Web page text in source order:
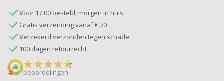
Voor 17.00 besteld, morgen in huis
Gratis verzending vanaf € 70
Verzekerd verzonden tegen schade
100 dagen retourrecht
beoordelingen